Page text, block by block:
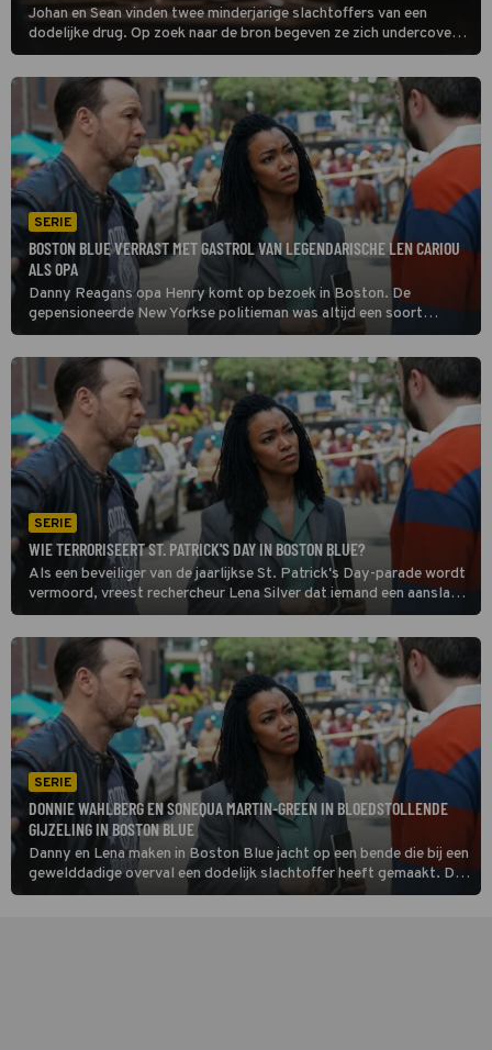
Johan en Sean vinden twee minderjarige slachtoffers van een
dodelijke drug. Op zoek naar de bron begeven ze zich undercover
in het uitgaansleven, maar hun gebrek aan ervaring blijkt al snel een
groot risico in Boston Blue.
SERIE
BOSTON BLUE VERRAST MET GASTROL VAN LEGENDARISCHE LEN CARIOU
ALS OPA
Danny Reagans opa Henry komt op bezoek in Boston. De
gepensioneerde New Yorkse politieman was altijd een soort
mentor voor Danny en is trots dat ook achterkleinzoon Sean als
politieagent in zijn voetsporen treedt in Boston Blue.
SERIE
WIE TERRORISEERT ST. PATRICK'S DAY IN BOSTON BLUE?
Als een beveiliger van de jaarlijkse St. Patrick's Day-parade wordt
vermoord, vreest rechercheur Lena Silver dat iemand een aanslag
wil plegen. Samen met Danny Reagan onderzoekt ze in Boston
Blue uit welke hoek de dreiging komt.
SERIE
DONNIE WAHLBERG EN SONEQUA MARTIN-GREEN IN BLOEDSTOLLENDE
GIJZELING IN BOSTON BLUE
Danny en Lena maken in Boston Blue jacht op een bende die bij een
gewelddadige overval een dodelijk slachtoffer heeft gemaakt. Dan
gijzelen de daders een restaurant, waar op dat moment